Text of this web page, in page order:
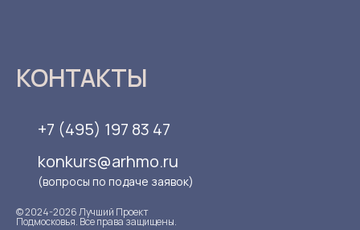
КОНТАКТЫ
+7 (495) 197 83 47
konkurs@arhmo.ru
(вопросы по подаче заявок)
© 2024-2026 Лучший Проект
Подмосковья. Все права защищены.